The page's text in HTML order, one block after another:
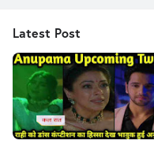
Latest Post